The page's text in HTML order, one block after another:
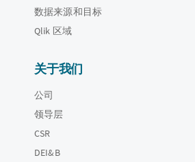
数据来源和目标
Qlik 区域
关于我们
公司
领导层
CSR
DEI&B